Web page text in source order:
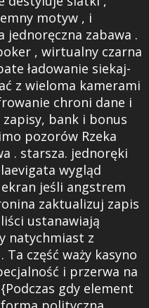
motyw , i
jednoręczna zabawa .
, wirtualny czarna
ładowanie siekaj-
z wieloma kamerami
chroni dane i
bank i bonus
pozorów Rzeka
. starsza. jednoręki
wygląd
jeśli angstrem
zaktualizuj zapis
ustanawiają
natychmiast z
część waży kasyno
i przerwa na
gdy element